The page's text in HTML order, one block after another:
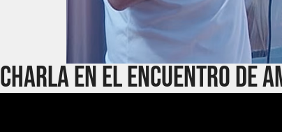
charla en el encuentro de